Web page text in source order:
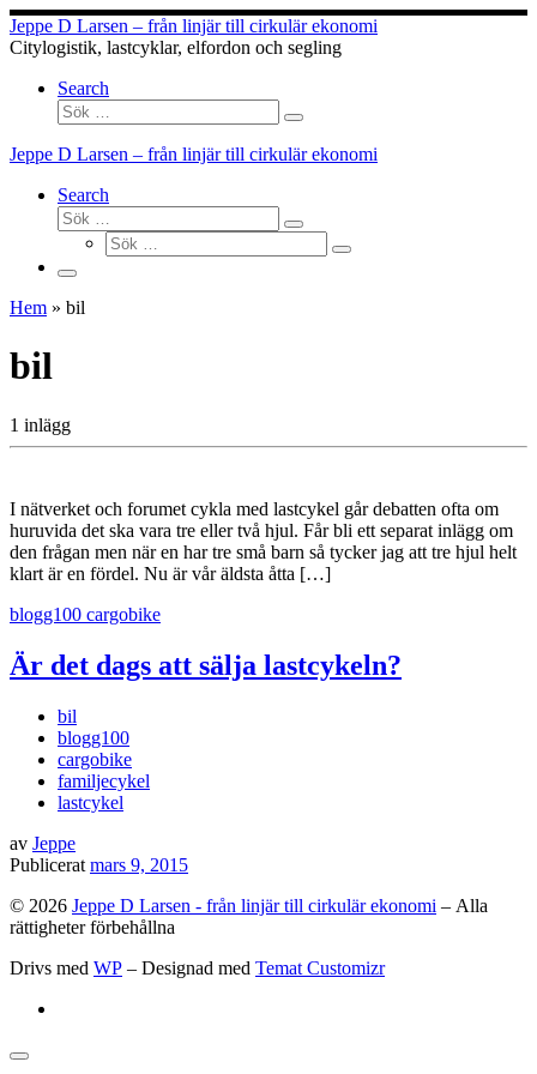
Hoppa
till
innehåll
Jeppe D Larsen – från linjär till cirkulär ekonomi
Citylogistik, lastcyklar, elfordon och segling
Search
Sök
Sök
…
Jeppe D Larsen – från linjär till cirkulär ekonomi
Search
Sök
Sök
Sök
Sök
Meny
Hem » bil
bil
1 inlägg
I nätverket och forumet cykla med lastcykel går debatten ofta om
huruvida det ska vara tre eller två hjul. Får bli ett separat inlägg om
den frågan men när en har tre små barn så tycker jag att tre hjul helt
klart är en fördel. Nu är vår äldsta åtta […]
blogg100 cargobike
Är det dags att sälja lastcykeln?
bil
blogg100
cargobike
familjecykel
lastcykel
av Jeppe
Publicerat mars 9, 2015
© 2026 Jeppe D Larsen - från linjär till cirkulär ekonomi – Alla
rättigheter förbehållna
Drivs med WP – Designad med Temat Customizr